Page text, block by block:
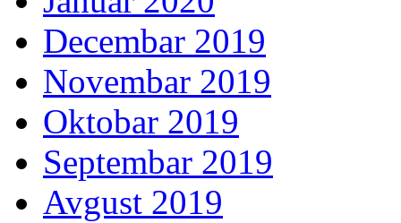
Decembar 2019
Novembar 2019
Oktobar 2019
Septembar 2019
Avgust 2019